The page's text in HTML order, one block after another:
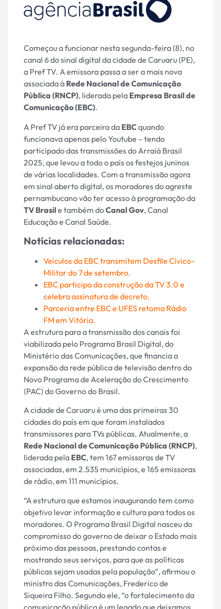
Começou a funcionar nesta segunda-feira (8), no
canal 6 do sinal digital da cidade de Caruaru (PE),
a Pref TV. A emissora passa a ser a mais nova
associada à Rede Nacional de Comunicação
Pública (RNCP), liderada pela Empresa Brasil de
Comunicação (EBC).
A Pref TV já era parceira da EBCquando
funcionava apenas pelo Youtube – tendo
participado das transmissões do Arraiá Brasil
2025, que levou a todo o país os festejos juninos
de várias localidades. Com a transmissão agora
em sinal aberto digital, os moradores do agreste
pernambucano vão ter acesso à programação da
TV Brasile também doCanal Gov, Canal
Educação e Canal Saúde.
Notícias relacionadas:
Veículos da EBC transmitem Desfile Cívico-
Militar do 7 de setembro.
EBC participa da construção da TV 3.0 e
celebra assinatura de decreto.
Parceria entre EBC e UFES retoma Rádio
FM em Vitória.
A estrutura para a transmissão dos canais foi
viabilizada pelo Programa Brasil Digital, do
Ministério das Comunicações, que financia a
expansão da rede pública de televisão dentro do
Novo Programa de Aceleração do Crescimento
(PAC) do Governo do Brasil.
A cidade de Caruaru é uma das primeiras 30
cidades do país em que foram instalados
transmissores para TVs públicas. Atualmente, a
Rede Nacional de Comunicação Pública (RNCP),
liderada pela EBC, tem 167 emissoras de TV
associadas, em 2.535 municípios, e 165 emissoras
de rádio, em 111 municípios.
“A estrutura que estamos inaugurando tem como
objetivo levar informação e cultura para todos os
moradores. O Programa Brasil Digital nasceu do
compromisso do governo de deixar o Estado mais
próximo das pessoas, prestando contas e
mostrando seus serviços, para que as políticas
públicas sejam usadas pela população”, afirmou o
ministro das Comunicações, Frederico de
Siqueira Filho. Segundo ele, “o fortalecimento da
comunicação pública é um legado que deixamos